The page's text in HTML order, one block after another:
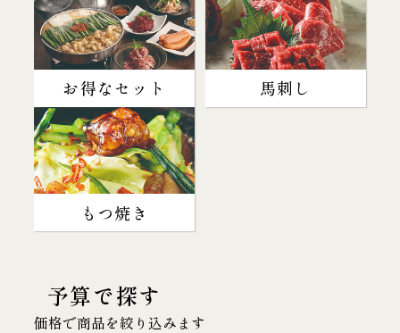
お得なセット 馬刺し
もつ焼き
予算で探す
価格で商品を絞り込みます